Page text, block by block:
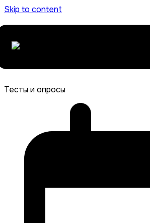
Skip to content
Тесты и опросы